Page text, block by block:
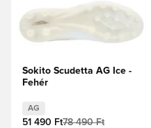
Sokito Scudetta AG Ice -
Fehér
AG
51 490 Ft78 490 Ft